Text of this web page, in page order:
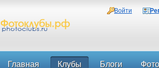
Войти
Главная Клубы Блоги Фото